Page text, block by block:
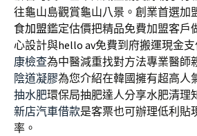
往龜山島觀賞龜山八景。創業首選加
食加盟鑑定估價把精品免費加盟客戶
心設計與hello av免費到府搬運現金支
康檢查為中醫減重找對方法專業醫師
陰道凝膠為您介紹在韓國擁有超高人
抽水肥環保局抽肥達人分享水肥清理
新店汽車借款是客票也可辦理低利貼
率。